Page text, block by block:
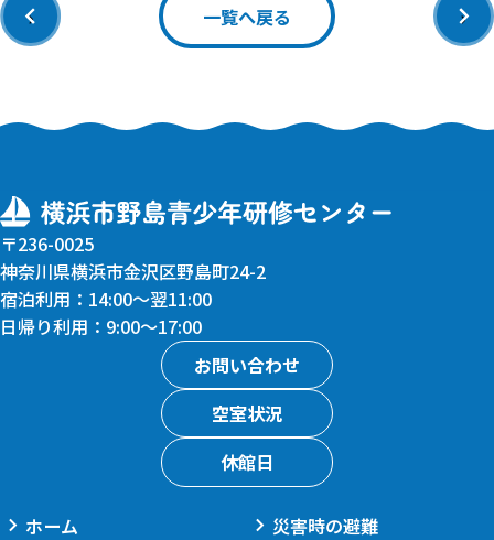
‹ 一覧へ戻る ›
〒236-0025
神奈川県横浜市金沢区野島町24-2
宿泊利用：14:00〜翌11:00
日帰り利用：9:00〜17:00
お問い合わせ
空室状況
休館日
ホーム
災害時の避難